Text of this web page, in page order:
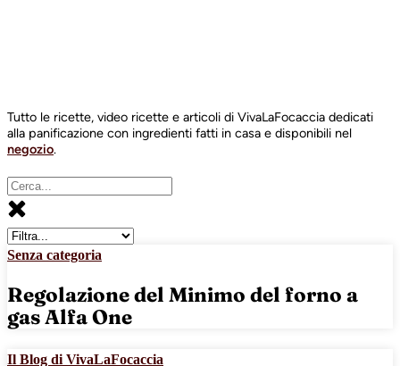
Tutto le ricette, video ricette e articoli di VivaLaFocaccia dedicati
alla panificazione con ingredienti fatti in casa e disponibili nel
negozio.
Senza categoria
Regolazione del Minimo del forno a
gas Alfa One
Il Blog di VivaLaFocaccia